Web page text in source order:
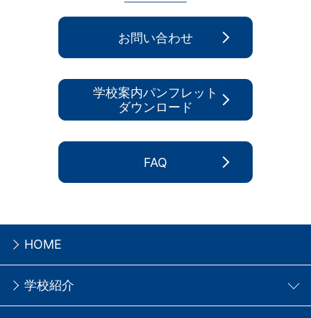
お問い合わせ
学校案内パンフレット
ダウンロード
FAQ
HOME
学校紹介